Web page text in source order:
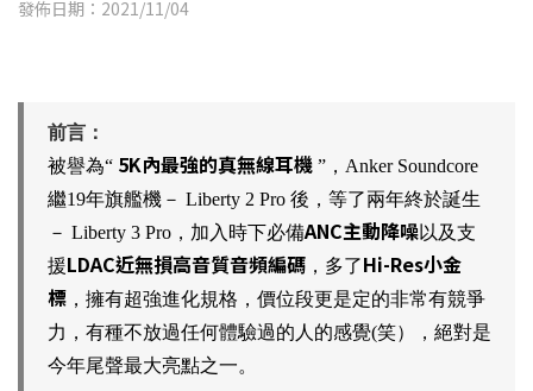
發佈日期：2021/11/04
前言：
被譽為“ 5K內最強的真無線耳機 ”，Anker Soundcore
繼19年旗艦機－ Liberty 2 Pro 後，等了兩年終於誕生
－ Liberty 3 Pro，加入時下必備ANC主動降噪以及支
援LDAC近無損高音質音頻編碼 ，多了Hi-Res小金
標 ，擁有超強進化規格，價位段更是定的非常有競爭
力，有種不放過任何體驗過的人的感覺(笑），絕對是
今年尾聲最大亮點之一。